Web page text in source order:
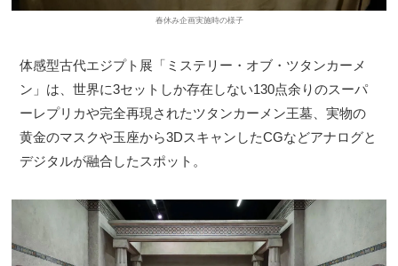
春休み企画実施時の様子
体感型古代エジプト展「ミステリー・オブ・ツタンカーメ
ン」は、世界に3セットしか存在しない130点余りのスーパ
ーレプリカや完全再現されたツタンカーメン王墓、実物の
黄金のマスクや玉座から3DスキャンしたCGなどアナログと
デジタルが融合したスポット。